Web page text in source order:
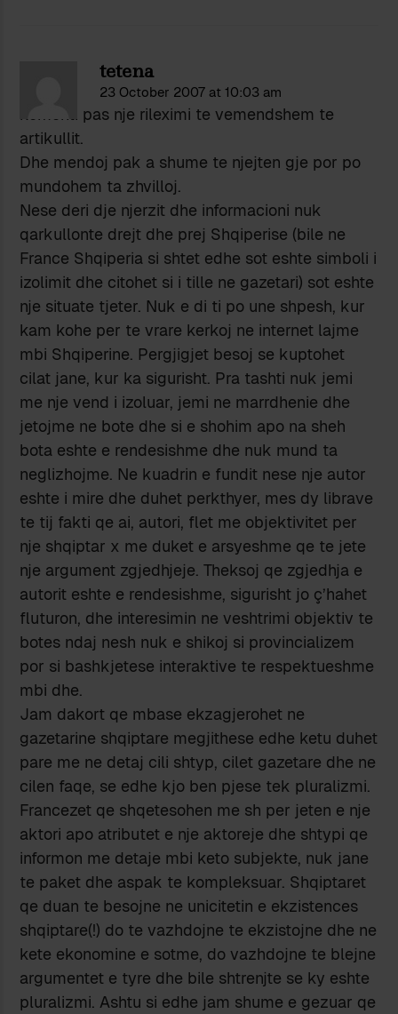
tetena
23 October 2007 at 10:03 am
komenti pas nje rileximi te vemendshem te
artikullit.
Dhe mendoj pak a shume te njejten gje por po
mundohem ta zhvilloj.
Nese deri dje njerzit dhe informacioni nuk
qarkullonte drejt dhe prej Shqiperise (bile ne
France Shqiperia si shtet edhe sot eshte simboli i
izolimit dhe citohet si i tille ne gazetari) sot eshte
nje situate tjeter. Nuk e di ti po une shpesh, kur
kam kohe per te vrare kerkoj ne internet lajme
mbi Shqiperine. Pergjigjet besoj se kuptohet
cilat jane, kur ka sigurisht. Pra tashti nuk jemi
me nje vend i izoluar, jemi ne marrdhenie dhe
jetojme ne bote dhe si e shohim apo na sheh
bota eshte e rendesishme dhe nuk mund ta
neglizhojme. Ne kuadrin e fundit nese nje autor
eshte i mire dhe duhet perkthyer, mes dy librave
te tij fakti qe ai, autori, flet me objektivitet per
nje shqiptar x me duket e arsyeshme qe te jete
nje argument zgjedhjeje. Theksoj qe zgjedhja e
autorit eshte e rendesishme, sigurisht jo ç’hahet
fluturon, dhe interesimin ne veshtrimi objektiv te
botes ndaj nesh nuk e shikoj si provincializem
por si bashkjetese interaktive te respektueshme
mbi dhe.
Jam dakort qe mbase ekzagjerohet ne
gazetarine shqiptare megjithese edhe ketu duhet
pare me ne detaj cili shtyp, cilet gazetare dhe ne
cilen faqe, se edhe kjo ben pjese tek pluralizmi.
Francezet qe shqetesohen me sh per jeten e nje
aktori apo atributet e nje aktoreje dhe shtypi qe
informon me detaje mbi keto subjekte, nuk jane
te paket dhe aspak te kompleksuar. Shqiptaret
qe duan te besojne ne unicitetin e ekzistences
shqiptare(!) do te vazhdojne te ekzistojne dhe ne
kete ekonomine e sotme, do vazhdojne te blejne
argumentet e tyre dhe bile shtrenjte se ky eshte
pluralizmi. Ashtu si edhe jam shume e gezuar qe